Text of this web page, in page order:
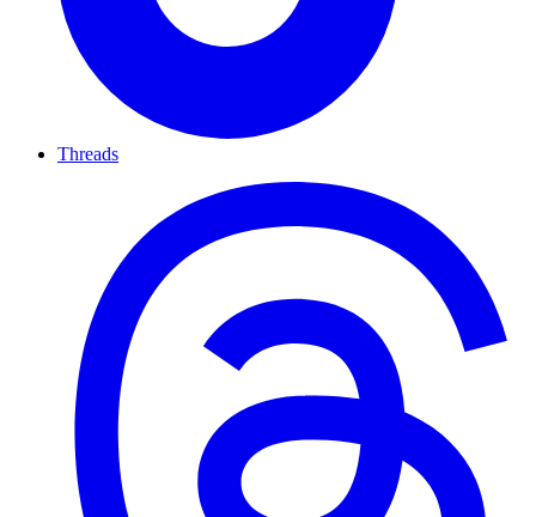
Threads